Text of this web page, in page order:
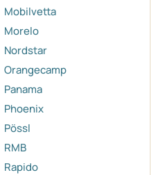
Mobilvetta
Morelo
Nordstar
Orangecamp
Panama
Phoenix
Pössl
RMB
Rapido